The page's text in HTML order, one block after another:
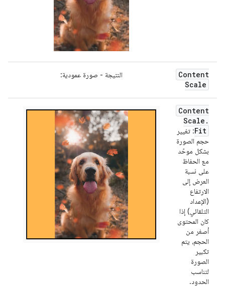
Content
Scale
النتيجة - صورة عمودية:
Content
Scale .
Fit: تغيير
حجم الصورة
بشكل موحّد
مع الحفاظ
على نسبة
العرض إلى
الارتفاع
(الإعداد
التلقائي) إذا
كان المحتوى
أصغر من
الحجم، يتم
تكبير
الصورة
لتناسب
الحدود.